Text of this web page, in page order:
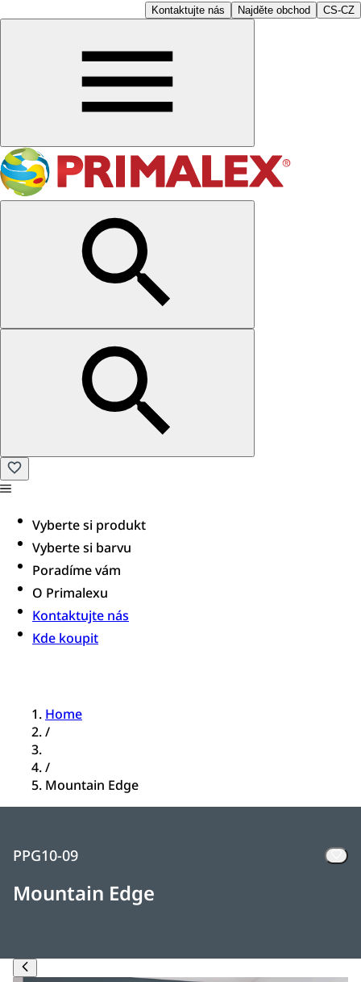
Kontaktujte nás Najděte obchod CS-CZ
Vyberte si produkt
Vyberte si barvu
Poradíme vám​
O Primalexu
Kontaktujte nás
Kde koupit
Home
/
/
Mountain Edge
PPG10-09
Mountain Edge